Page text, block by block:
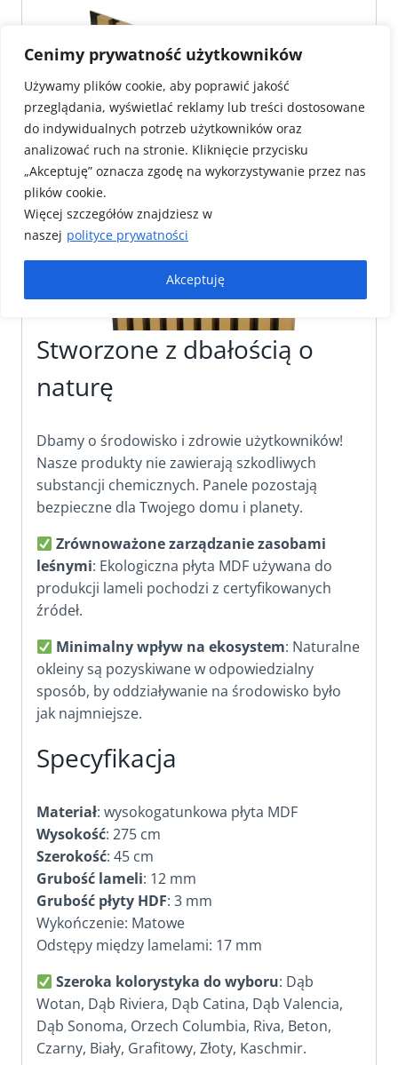
Cenimy prywatność użytkowników
Używamy plików cookie, aby poprawić jakość
przeglądania, wyświetlać reklamy lub treści dostosowane
do indywidualnych potrzeb użytkowników oraz
analizować ruch na stronie. Kliknięcie przycisku
„Akceptuję” oznacza zgodę na wykorzystywanie przez nas
plików cookie.
Więcej szczegółów znajdziesz w
naszej polityce prywatności
Akceptuję
Stworzone z dbałością o
naturę
Dbamy o środowisko i zdrowie użytkowników!
Nasze produkty nie zawierają szkodliwych
substancji chemicznych. Panele pozostają
bezpieczne dla Twojego domu i planety.
Zrównoważone zarządzanie zasobami
leśnymi: Ekologiczna płyta MDF używana do
produkcji lameli pochodzi z certyfikowanych
źródeł.
Minimalny wpływ na ekosystem: Naturalne
okleiny są pozyskiwane w odpowiedzialny
sposób, by oddziaływanie na środowisko było
jak najmniejsze.
Specyfikacja
Materiał: wysokogatunkowa płyta MDF
Wysokość: 275 cm
Szerokość: 45 cm
Grubość lameli: 12 mm
Grubość płyty HDF: 3 mm
Wykończenie: Matowe
Odstępy między lamelami: 17 mm
Szeroka kolorystyka do wyboru: Dąb
Wotan, Dąb Riviera, Dąb Catina, Dąb Valencia,
Dąb Sonoma, Orzech Columbia, Riva, Beton,
Czarny, Biały, Grafitowy, Złoty, Kaschmir.